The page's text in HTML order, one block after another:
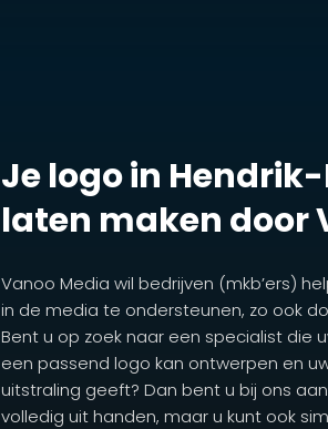
Je logo in
laten maken door
Vanoo Media wil bedrijven (mkb’ers)
in de media te ondersteunen, zo ook
Bent u op zoek naar een specialist die
een passend logo kan ontwerpen en
uitstraling geeft? Dan bent u bij ons
volledig uit handen, maar u kunt ook